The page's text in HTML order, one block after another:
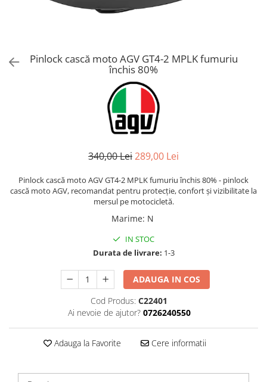
PLOAIE
TERMICE
Lentile de Schimb
Stickere & Grafică
Pinlock cască moto AGV GT4-2 MPLK fumuriu
închis 80%
340,00 Lei289,00 Lei
Pinlock cască moto AGV GT4-2 MPLK fumuriu închis 80% - pinlock
cască moto AGV, recomandat pentru protecție, confort și vizibilitate la
mersul pe motocicletă.
Marime: N
IN STOC
Durata de livrare: 1-3
ADAUGA IN COS
Cod Produs: C22401
Ai nevoie de ajutor? 0726240550
Adauga la Favorite Cere informatii